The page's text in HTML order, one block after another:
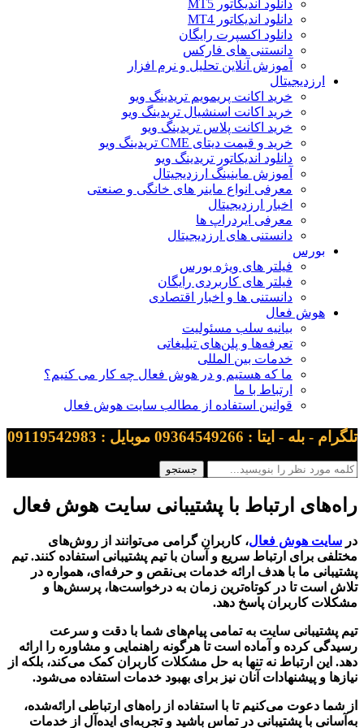
دانلود اندیکاتور MT5
دانلود اندیکاتور MT4
دانلود اکسپرت رایگان
دانستنی های فارکس
آموزش آنلاین تحلیل و نرم افزار
ارزدیجیتال
خرید اکانت پریمویم تریدینگ ویو
خرید اکانت اسنشیال تریدینگ ویو
خرید اکانت پلاس تریدینگ ویو
خرید و قیمت دیتای CME تریدینگ ویو
دانلود اندیکاتور تریدینگ ویو
آموزش ماینینگ ارزدیجیتال
معرفی انواع ماینر های خانگی و صنعتی
اخبار ارزدیجیتال
معرفی ایردراپ ها
دانستنی های ارزدیجیتال
بورس
فیلتر های ویژه بورس
فیلتر های کاربردی رایگان
دانستنی ها و اخبار اقتصادی
هوش فعال
بیانیه سلب مسئولیت
تعرفه‌ها و پلن‌های تبلیغاتی
خدمات بین المللی
ما که هستیم و در هوش فعال چه کار می کنیم؟
ارتباط با ما
قوانین استفاده از مطالب سایت هوش فعال
تلگرام - بله - ایتا : 09364549266 موبایل : 09119542983
راه‌های ارتباط با پشتیبانی سایت هوش فعال
در سایت هوش فعال، کاربران گرامی می‌توانند از روش‌های
مختلفی برای ارتباط سریع و آسان با تیم پشتیبانی استفاده کنند. تیم
پشتیبانی ما با هدف ارائه خدمات بی‌نقص و حرفه‌ای، همواره در
تلاش است تا در کوتاه‌ترین زمان به درخواست‌ها، پرسش‌ها و
مشکلات کاربران پاسخ دهد.
تیم پشتیبانی سایت به تمامی پیام‌های شما با دقت و سرعت
رسیدگی کرده و آماده است تا هرگونه راهنمایی و مشاوره را ارائه
دهد. این ارتباط نه تنها به حل مشکلات کاربران کمک می‌کند، بلکه از
نیازها و پیشنهادات آنان نیز برای بهبود خدمات استفاده می‌شود.
از شما دعوت می‌کنیم تا با استفاده از راه‌های ارتباطی ارائه‌شده،
به‌آسانی با پشتیبانی در تماس باشید و تجربه‌ای ایده‌آل از خدمات